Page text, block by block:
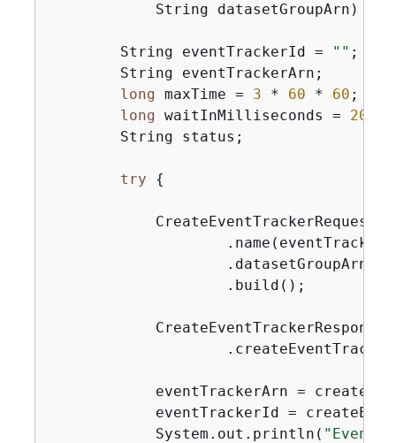
            String datasetGroupArn)
        String eventTrackerId =
"" ;
        String eventTrackerArn;
long maxTime = 3 * 60 * 60 ;
long waitInMilliseconds = 20
        String status;
try {
CreateEventTrackerRequest
                    .build();
eventTrackerArn =
eventTrackerId =
            System.out.println(
"Event